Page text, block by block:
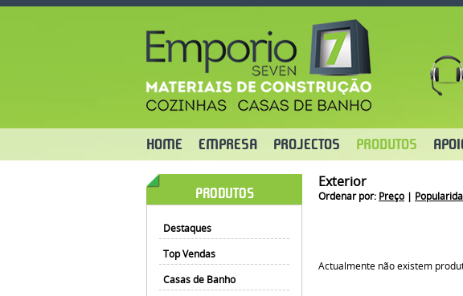
HOME EMPRESA PROJECTOS PRODUTOS
PRODUTOS
Destaques
Top Vendas
Casas de Banho
Exterior
Ordenar por: Preço |
Actualmente não existem